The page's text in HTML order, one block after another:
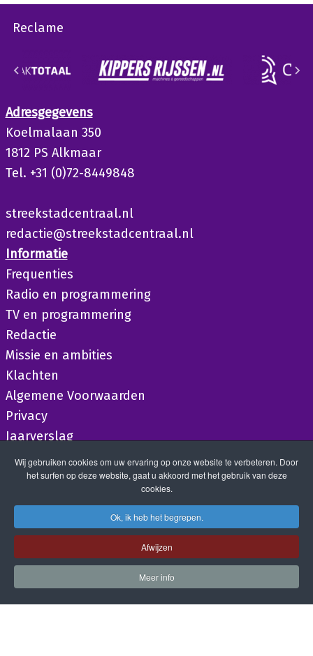
Reclame
Adresgegevens
Koelmalaan 350
1812 PS Alkmaar
Tel. +31 (0)72-8449848
streekstadcentraal.nl
redactie@streekstadcentraal.nl
Informatie
Frequenties
Radio en programmering
TV en programmering
Redactie
Missie en ambities
Klachten
Algemene Voorwaarden
Privacy
Jaarverslag
Wij gebruiken cookies om uw ervaring op onze website te verbeteren. Door
het surfen op deze website, gaat u akkoord met het gebruik van deze
cookies.
Ok, ik heb het begrepen.
Afwijzen
Meer info